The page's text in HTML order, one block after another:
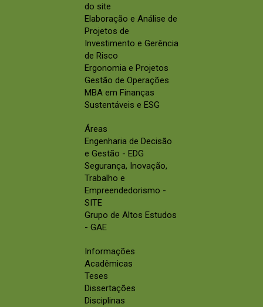
do site
Elaboração e Análise de
Projetos de
Investimento e Gerência
de Risco
Ergonomia e Projetos
Gestão de Operações
MBA em Finanças
Sustentáveis e ESG
Áreas
Engenharia de Decisão
e Gestão - EDG
Segurança, Inovação,
Trabalho e
Empreendedorismo -
SITE
Grupo de Altos Estudos
- GAE
Informações
Acadêmicas
Teses
Dissertações
Disciplinas